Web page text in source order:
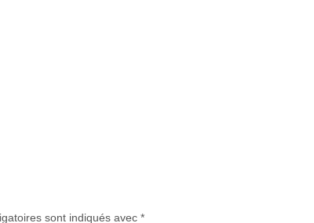
sont indiqués avec *